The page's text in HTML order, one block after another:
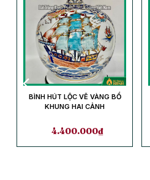
BÌNH HÚT LỘC VẼ VÀNG BỔ
KHUNG HAI CẢNH
4.400.000₫